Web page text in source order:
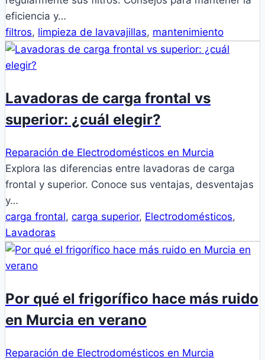
eficiencia y…
filtros, limpieza de lavavajillas, mantenimiento
Lavadoras de carga frontal vs
superior: ¿cuál elegir?
Reparación de Electrodomésticos en Murcia
Explora las diferencias entre lavadoras de carga
frontal y superior. Conoce sus ventajas, desventajas
y…
carga frontal, carga superior, Electrodomésticos,
Lavadoras
Por qué el frigorífico hace más ruido
en Murcia en verano
Reparación de Electrodomésticos en Murcia